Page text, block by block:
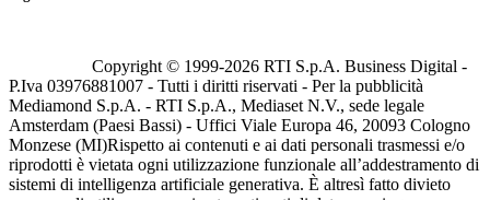
Copyright © 1999-2026 RTI S.p.A. Business Digital -
P.Iva 03976881007 - Tutti i diritti riservati - Per la pubblicità
Mediamond S.p.A. - RTI S.p.A., Mediaset N.V., sede legale
Amsterdam (Paesi Bassi) - Uffici Viale Europa 46, 20093 Cologno
Monzese (MI)Rispetto ai contenuti e ai dati personali trasmessi e/o
riprodotti è vietata ogni utilizzazione funzionale all’addestramento di
sistemi di intelligenza artificiale generativa. È altresì fatto divieto